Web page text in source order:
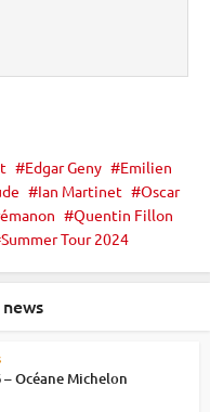
Edgar Geny
Emilien
Ian Martinet
Oscar
Quentin Fillon
Summer Tour 2024
Océane Michelon